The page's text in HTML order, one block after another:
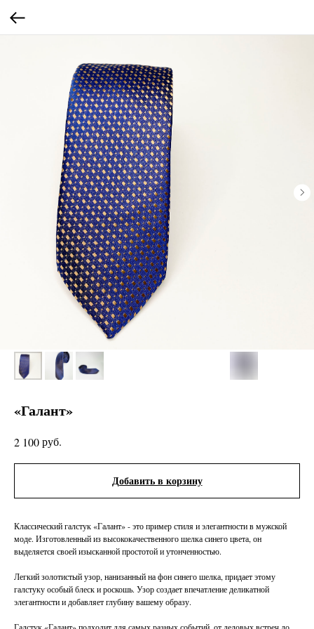
«Галант»
2 100руб.
Добавить в корзину
Классический галстук «Галант» - это пример стиля и элегантности в мужской
моде. Изготовленный из высококачественного шелка синего цвета, он
выделяется своей изысканной простотой и утонченностью.
Легкий золотистый узор, нанизанный на фон синего шелка, придает этому
галстуку особый блеск и роскошь. Узор создает впечатление деликатной
элегантности и добавляет глубину вашему образу.